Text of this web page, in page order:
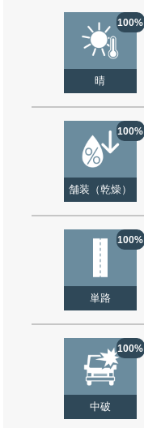
100%
晴
100%
舗装（乾燥）
100%
単路
100%
中破